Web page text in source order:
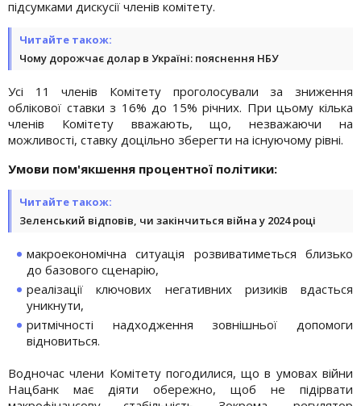
підсумками дискусії членів комітету.
Читайте також:
Чому дорожчає долар в Україні: пояснення НБУ
Усі 11 членів Комітету проголосували за зниження
облікової ставки з 16% до 15% річних. При цьому кілька
членів Комітету вважають, що, незважаючи на
можливості, ставку доцільно зберегти на існуючому рівні.
Умови пом'якшення процентної політики:
Читайте також:
Зеленський відповів, чи закінчиться війна у 2024 році
макроекономічна ситуація розвиватиметься близько
до базового сценарію,
реалізації ключових негативних ризиків вдасться
уникнути,
ритмічності надходження зовнішньої допомоги
відновиться.
Водночас члени Комітету погодилися, що в умовах війни
Нацбанк має діяти обережно, щоб не підірвати